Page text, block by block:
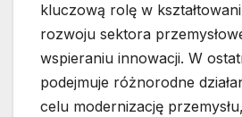
kluczową rolę w
rozwoju sektora
wspieraniu innowacji. W
podejmuje różnorodne
celu modernizację